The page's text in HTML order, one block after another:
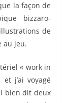
la façon de
bizzaro-
de
au jeu.
« work in
j’ai voyagé
bien dit deux